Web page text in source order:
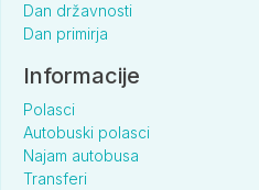
Dan državnosti
Dan primirja
Informacije
Polasci
Autobuski polasci
Najam autobusa
Transferi